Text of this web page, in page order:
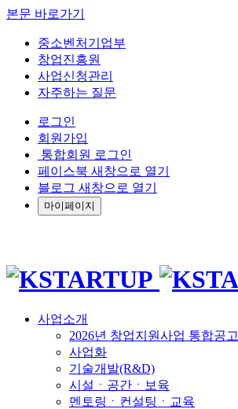
본문 바로가기
중소벤처기업부
창업진흥원
사업신청관리
자주하는 질문
로그인
회원가입
통합회원 로그인
페이스북 새창으로 열기
블로그 새창으로 열기
마이페이지
사업소개
2026년 창업지원사업 통합공고
사업화
기술개발(R&D)
시설ㆍ공간ㆍ보육
멘토링ㆍ컨설팅ㆍ교육